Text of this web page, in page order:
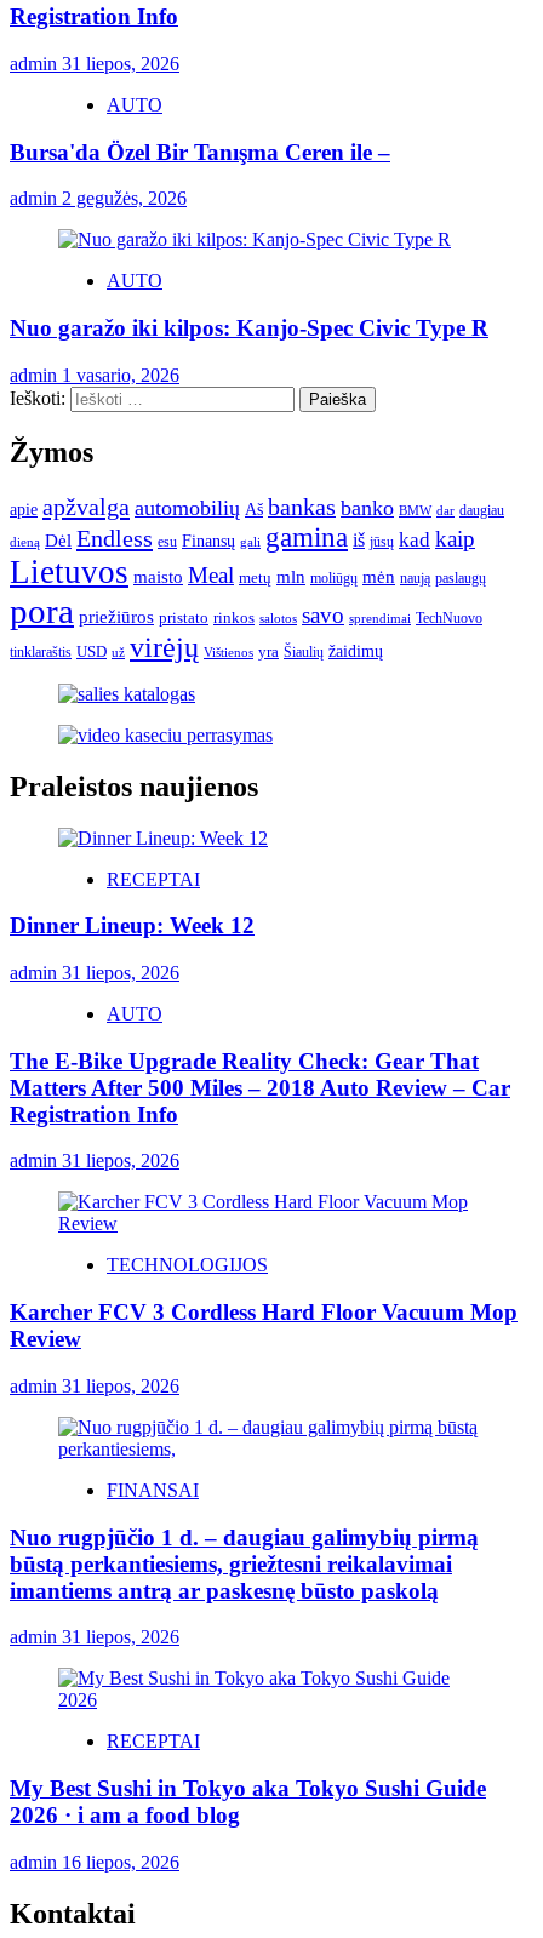
Registration Info
admin 31 liepos, 2026
AUTO
Bursa'da Özel Bir Tanışma Ceren ile –
admin 2 gegužės, 2026
AUTO
Nuo garažo iki kilpos: Kanjo-Spec Civic Type R
admin 1 vasario, 2026
Ieškoti:
Žymos
apie apžvalga automobilių Aš bankas banko BMW dar daugiau
dieną Dėl Endless esu Finansų gali gamina iš jūsų kad kaip
Lietuvos maisto Meal metų mln moliūgų mėn naują paslaugų
pora priežiūros pristato rinkos salotos savo sprendimai TechNuovo
tinklaraštis USD už virėjų Vištienos yra Šiaulių žaidimų
Praleistos naujienos
RECEPTAI
Dinner Lineup: Week 12
admin 31 liepos, 2026
AUTO
The E-Bike Upgrade Reality Check: Gear That
Matters After 500 Miles – 2018 Auto Review – Car
Registration Info
admin 31 liepos, 2026
TECHNOLOGIJOS
Karcher FCV 3 Cordless Hard Floor Vacuum Mop
Review
admin 31 liepos, 2026
FINANSAI
Nuo rugpjūčio 1 d. – daugiau galimybių pirmą
būstą perkantiesiems, griežtesni reikalavimai
imantiems antrą ar paskesnę būsto paskolą
admin 31 liepos, 2026
RECEPTAI
My Best Sushi in Tokyo aka Tokyo Sushi Guide
2026 · i am a food blog
admin 16 liepos, 2026
Kontaktai